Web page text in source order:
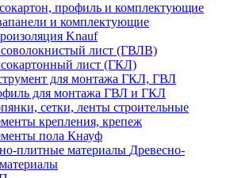
профиль и комплектующие
и комплектующие
Knauf
лист (ГВЛВ)
лист (ГКЛ)
для монтажа ГКЛ, ГВЛ
для монтажа ГВЛ и ГКЛ
сетки, ленты строительные
крепления, крепеж
пола Кнауф
Древесно-